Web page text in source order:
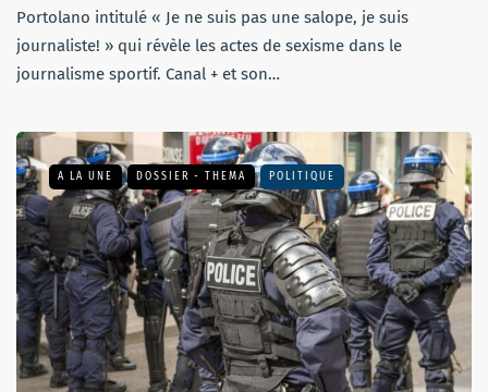
Portolano intitulé « Je ne suis pas une salope, je suis
journaliste! » qui révèle les actes de sexisme dans le
journalisme sportif. Canal + et son…
A LA UNE DOSSIER - THEMA POLITIQUE